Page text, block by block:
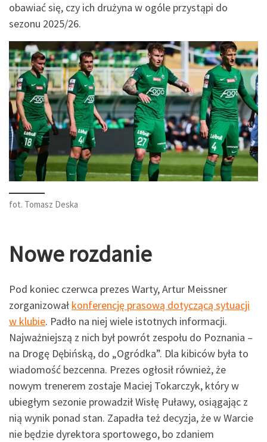
obawiać się, czy ich drużyna w ogóle przystąpi do
sezonu 2025/26.
fot. Tomasz Deska
Nowe rozdanie
Pod koniec czerwca prezes Warty, Artur Meissner
zorganizował konferencję prasową dotyczącą sytuacji
w klubie. Padło na niej wiele istotnych informacji.
Najważniejszą z nich był powrót zespołu do Poznania –
na Drogę Dębińską, do „Ogródka”. Dla kibiców była to
wiadomość bezcenna. Prezes ogłosił również, że
nowym trenerem zostaje Maciej Tokarczyk, który w
ubiegłym sezonie prowadził Wisłę Puławy, osiągając z
nią wynik ponad stan. Zapadła też decyzja, że w Warcie
nie będzie dyrektora sportowego, bo zdaniem